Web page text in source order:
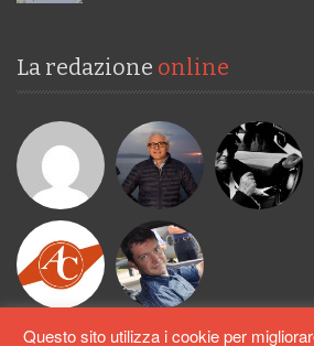
La redazione online
Questo sito utilizza i cookie per